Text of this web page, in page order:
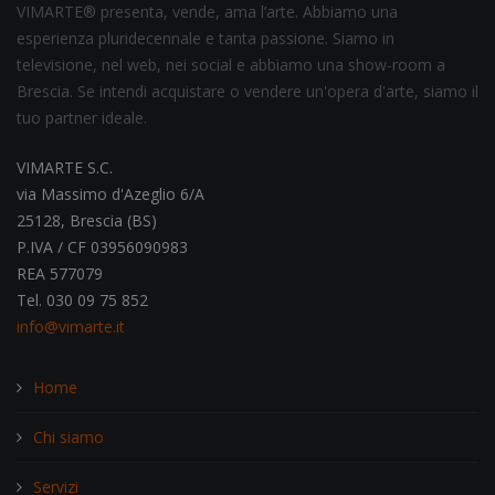
VIMARTE® presenta, vende, ama l’arte. Abbiamo una
esperienza pluridecennale e tanta passione. Siamo in
televisione, nel web, nei social e abbiamo una show-room a
Brescia. Se intendi acquistare o vendere un'opera d'arte, siamo il
tuo partner ideale.
VIMARTE S.C.
via Massimo d'Azeglio 6/A
25128, Brescia (BS)
P.IVA / CF 03956090983
REA 577079
Tel. 030 09 75 852
info@vimarte.it
Home
Chi siamo
Servizi